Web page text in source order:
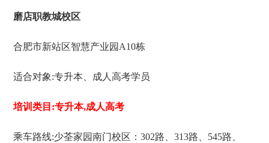
磨店职教城校区
合肥市新站区智慧产业园A10栋
适合对象:专升本、成人高考学员
培训类目:专升本,成人高考
乘车路线:少荃家园南门校区：302路、313路、545路、